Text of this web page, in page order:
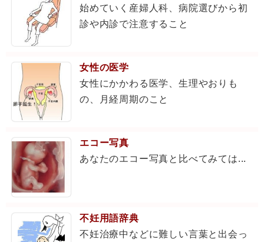
始めていく産婦人科、病院選びから初
診や内診で注意すること
女性の医学
女性にかかわる医学、生理やおりも
の、月経周期のこと
エコー写真
あなたのエコー写真と比べてみては...
不妊用語辞典
不妊治療中などに難しい言葉と出会っ